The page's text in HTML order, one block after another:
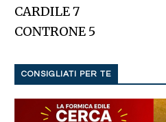
CARDILE 7
CONTRONE 5
CONSIGLIATI PER TE